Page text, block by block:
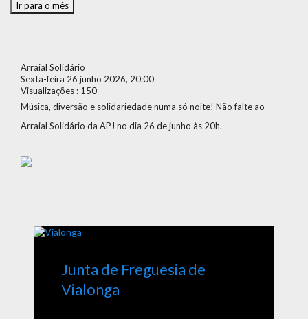
Ir para o mês
Arraial Solidário
Sexta-feira 26 junho 2026, 20:00
Visualizações : 150
Música, diversão e solidariedade numa só noite! Não falte ao
Arraial Solidário da APJ no dia 26 de junho às 20h.
Junta de Freguesia de
Vialonga